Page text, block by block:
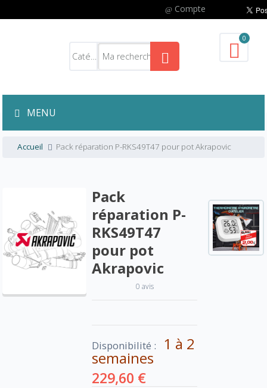
Compte
0
MENU
Accueil Pack réparation P-RKS49T47 pour pot Akrapovic
Pack
réparation P-
RKS49T47
pour pot
Akrapovic
0 avis
Disponibilité : 1 à 2
semaines
229,60 €